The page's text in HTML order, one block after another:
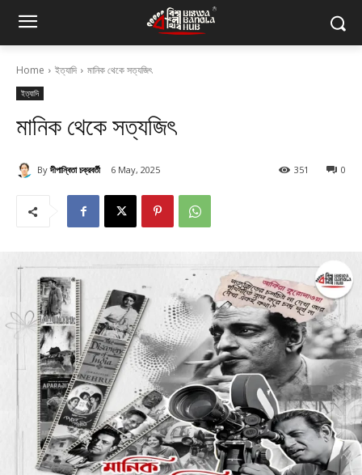
Home ইত্যাদি মানিক থেকে সত্যজিৎ
ইত্যাদি
মানিক থেকে সত্যজিৎ
By দীপান্বিতা চক্রবর্তী 6 May, 2025 0
351